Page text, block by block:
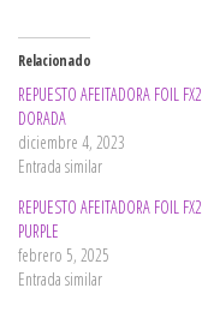
Relacionado
REPUESTO AFEITADORA FOIL FX2
DORADA
diciembre 4, 2023
Entrada similar
REPUESTO AFEITADORA FOIL FX2
PURPLE
febrero 5, 2025
Entrada similar